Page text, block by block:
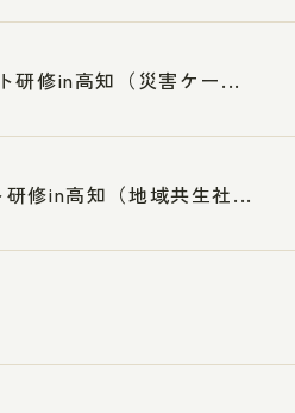
研修in高知（災害ケー...
修in高知（地域共生社...